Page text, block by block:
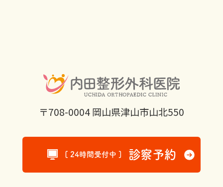
〒708-0004 岡山県津山市山北550
[ 24時間受付中 ] 診察予約